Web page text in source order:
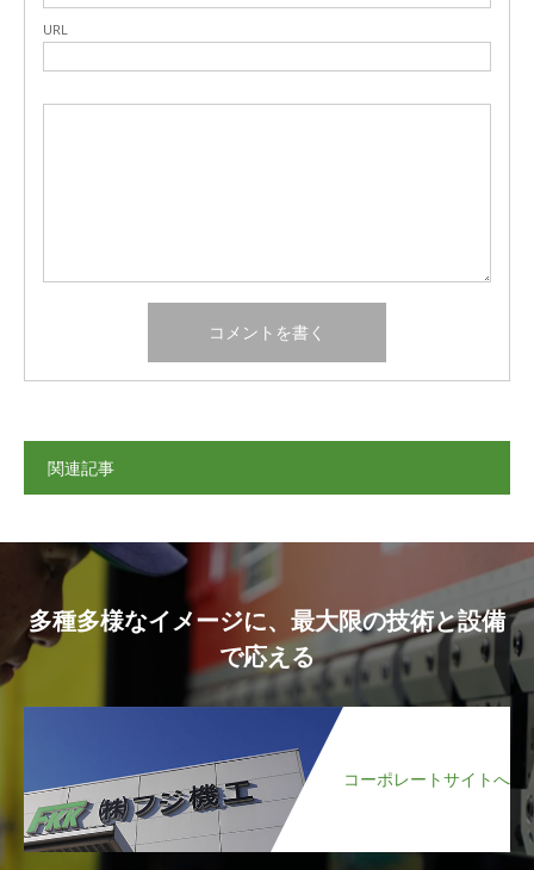
URL
関連記事
多種多様なイメージに、最大限の技術と設備
で応える
コーポレートサイトへ